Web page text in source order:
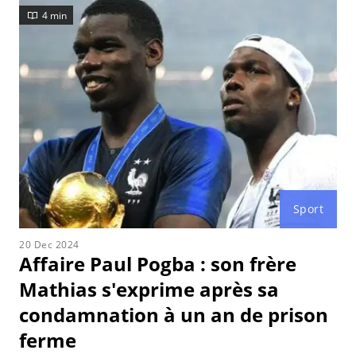
Sport
4 min
20 Dec 2024
Affaire Paul Pogba : son frère
Mathias s'exprime après sa
condamnation à un an de prison
ferme